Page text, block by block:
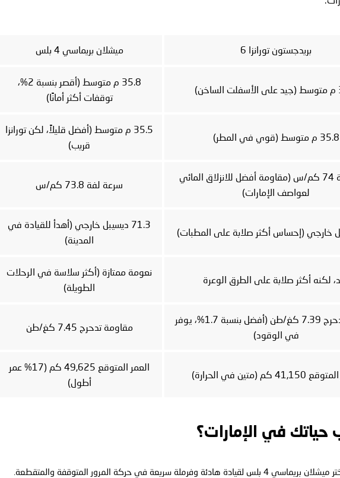
بريدجستون تورانزا 6 ميشلان بريماسي 4 بلس
35.8 م متوسط (أقصر بنسبة 2%،
توقفات أكثر أمانًا)
35.8 م متوسط (قوي في المطر)
35.5 م متوسط (أفضل قليلاً، لكن تورانزا
قريب)
سرعة لفة 74 كم/س (مقاومة أفضل للانزلاق المائي
لعواصف الإمارات)
سرعة لفة 73.8 كم/س
71.3 ديسيبل خارجي (أهدأ للقيادة في
المدينة)
لكنه أكثر صلابة على الطرق الوعرة
نعومة ممتازة (أكثر سلاسة في الرحلات
الطويلة)
مقاومة تدحرج 7.39 كغ/طن (أفضل بنسبة 1.7%، يوفر
في الوقود)
مقاومة تدحرج 7.45 كغ/طن
كم (متين في الحرارة)
العمر المتوقع 49,625 كم (17% عمر
أطول)
حياتك في الإمارات؟
سريعة في حركة المرور المتوقفة والمتقطعة.